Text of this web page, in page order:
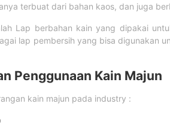
terbuat dari bahan kaos, dan juga
Lap berbahan kain yang dipakai
lap pembersih yang bisa digunakan
Penggunaan Kain Majun
kain majun pada industry :